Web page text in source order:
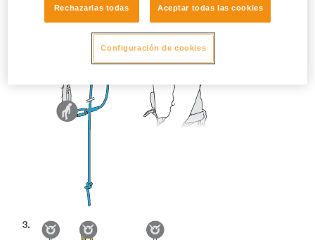
Rechazarlas todas Aceptar todas las cookies
Configuración de cookies